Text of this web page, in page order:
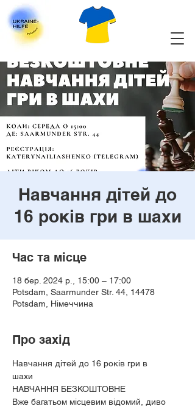
Навчання дітей до
16 років гри в шахи
Час та місце
18 бер. 2024 р., 15:00 – 17:00
Potsdam, Saarmunder Str. 44, 14478
Potsdam, Німеччина
Про захід
Навчання дітей до 16 років гри в
шахи
НАВЧАННЯ БЕЗКОШТОВНЕ
Вже багатьом місцевим відомий, диво